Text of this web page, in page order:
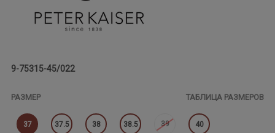
9-75315-45/022
РАЗМЕР ТАБЛИЦА РАЗМЕРОВ
37 37.5 38 38.5 39 40